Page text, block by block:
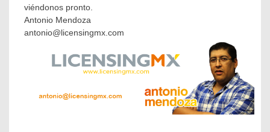
viéndonos pronto.
Antonio Mendoza
antonio@licensingmx.com